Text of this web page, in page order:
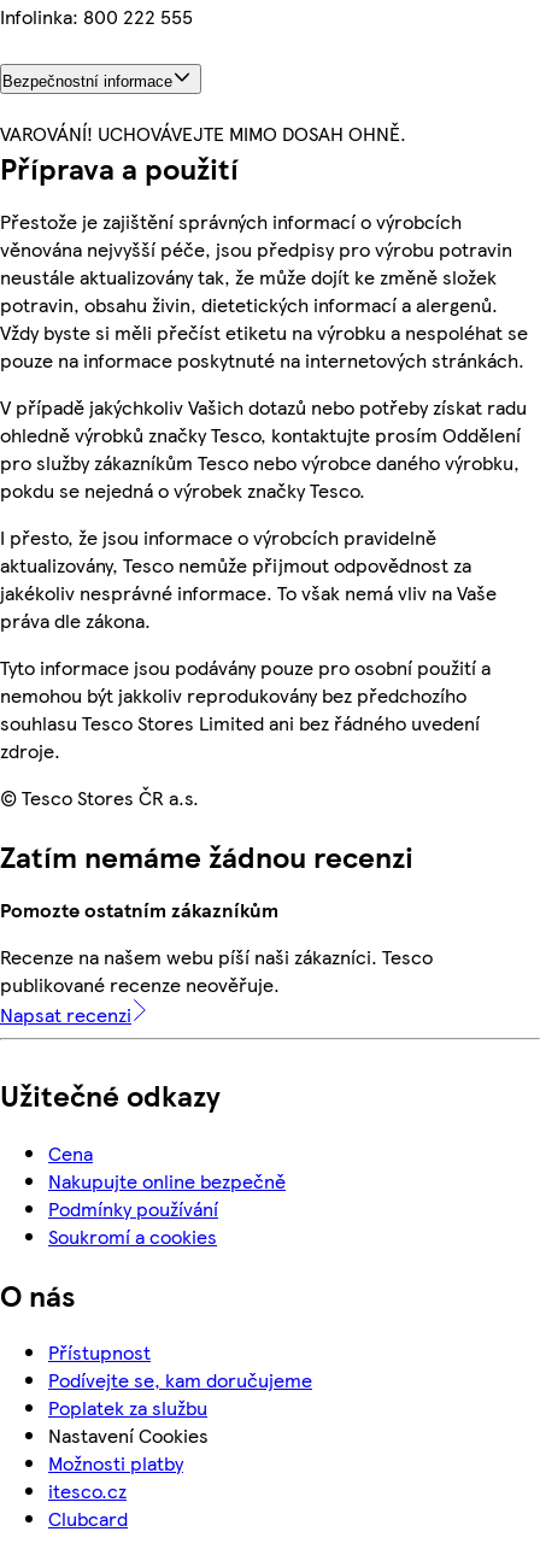
Infolinka: 800 222 555
Bezpečnostní informace
VAROVÁNÍ! UCHOVÁVEJTE MIMO DOSAH OHNĚ.
Příprava a použití
Přestože je zajištění správných informací o výrobcích
věnována nejvyšší péče, jsou předpisy pro výrobu potravin
neustále aktualizovány tak, že může dojít ke změně složek
potravin, obsahu živin, dietetických informací a alergenů.
Vždy byste si měli přečíst etiketu na výrobku a nespoléhat se
pouze na informace poskytnuté na internetových stránkách.
V případě jakýchkoliv Vašich dotazů nebo potřeby získat radu
ohledně výrobků značky Tesco, kontaktujte prosím Oddělení
pro služby zákazníkům Tesco nebo výrobce daného výrobku,
pokdu se nejedná o výrobek značky Tesco.
I přesto, že jsou informace o výrobcích pravidelně
aktualizovány, Tesco nemůže přijmout odpovědnost za
jakékoliv nesprávné informace. To však nemá vliv na Vaše
práva dle zákona.
Tyto informace jsou podávány pouze pro osobní použití a
nemohou být jakkoliv reprodukovány bez předchozího
souhlasu Tesco Stores Limited ani bez řádného uvedení
zdroje.
© Tesco Stores ČR a.s.
Zatím nemáme žádnou recenzi
Pomozte ostatním zákazníkům
Recenze na našem webu píší naši zákazníci. Tesco
publikované recenze neověřuje.
Napsat recenzi
Užitečné odkazy
Cena
Nakupujte online bezpečně
Podmínky používání
Soukromí a cookies
O nás
Přístupnost
Podívejte se, kam doručujeme
Poplatek za službu
Nastavení Cookies
Možnosti platby
itesco.cz
Clubcard